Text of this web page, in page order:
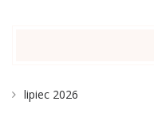
lipiec 2026